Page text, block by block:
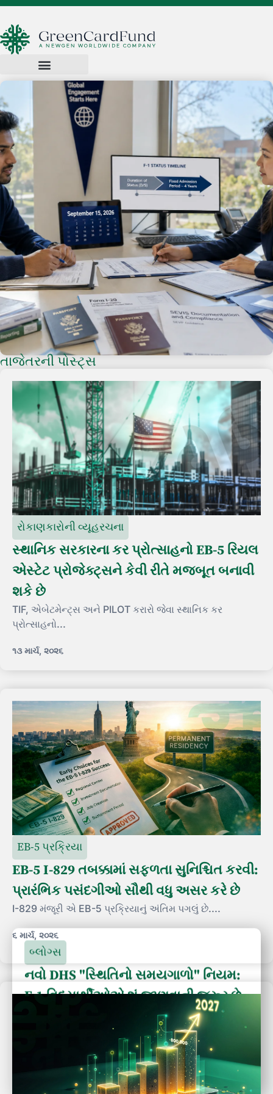
બ્લોગ્સ
નવો DHS "સ્થિતિનો સમયગાળો" નિયમ:
F-1 વિદ્યાર્થીઓએ શું જાણવાની જરૂર છે
અને તે EB-5 મેળવવા પર કેવી અસર કરે છે
૧૫ સપ્ટેમ્બર, ૨૦૨૬ થી, DHS સ્થિતિનો સમયગાળો... ને
તાજેતરની પોસ્ટ્સ
રોકાણકારોની વ્યૂહરચના
સ્થાનિક સરકારના કર પ્રોત્સાહનો EB-5 રિયલ
એસ્ટેટ પ્રોજેક્ટ્સને કેવી રીતે મજબૂત બનાવી
શકે છે
TIF, એબેટમેન્ટ્સ અને PILOT કરારો જેવા સ્થાનિક કર
પ્રોત્સાહનો...
૧૩ માર્ચ, ૨૦૨૬
EB-5 પ્રક્રિયા
EB-5 I-829 તબક્કામાં સફળતા સુનિશ્ચિત કરવી:
પ્રારંભિક પસંદગીઓ સૌથી વધુ અસર કરે છે
I-829 મંજૂરી એ EB-5 પ્રક્રિયાનું અંતિમ પગલું છે....
૬ માર્ચ, ૨૦૨૬